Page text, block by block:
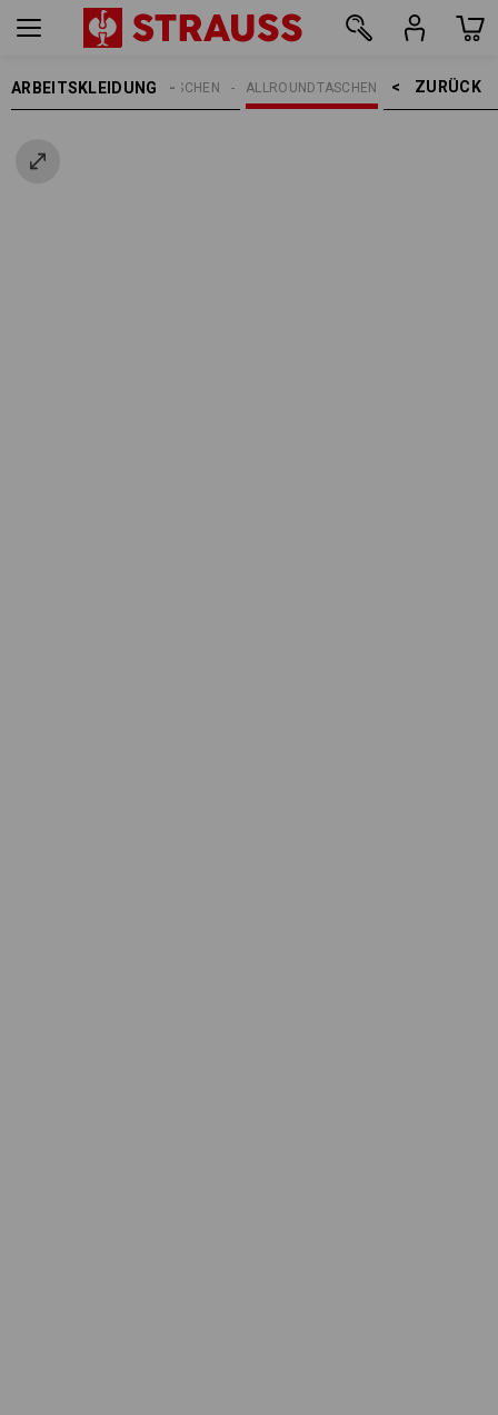
ARBEITSKLEIDUNG ZURÜCK    >
ALLROUNDTASCHEN
TASCHEN
ACCESSOIRES